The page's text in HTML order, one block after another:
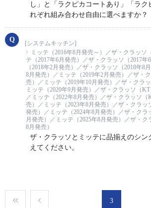
し」と「ラクピカコートあり」「ラク
れぞれ組み合わせ自由に選べますか？
[システムキッチン]
ミッテ（2016年8月発売～）／ザ・クラッソ
テ（2017年6月発売）／ザ・クラッソ（2017年
（2018年2月発売）／ザ・クラッソ（2018年8
8月発売）／ミッテ（2019年2月発売）／ザ・
売）／ミッテ（2019年10月発売）／ザ・クラ
ミッテ（2020年9月発売）／ザ・クラッソ（KT
／ミッテ（2022年8月発売）／ザ・クラッソ（
売）／ミッテ（2023年8月発売）／ザ・クラッ
発売）／ミッテ（2024年8月発売）／ザ・クラ
月発売）／ミッテ（2025年8月発売）／ザ・ク
8月発売）
ザ・クラッソとミッテに品揃えのシン
えてください。
3